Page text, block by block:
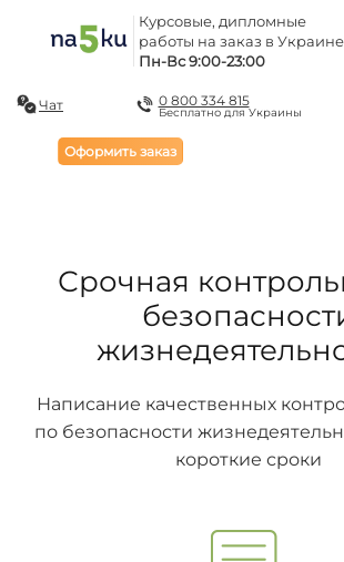
Курсовые, дипломные
работы на заказ в
Пн-Вс 9:00-23:00
Чат 0 800 334 815
Бесплатно для Украины
Оформить заказ
Срочная
Написание качественных
по безопасности
короткие сроки